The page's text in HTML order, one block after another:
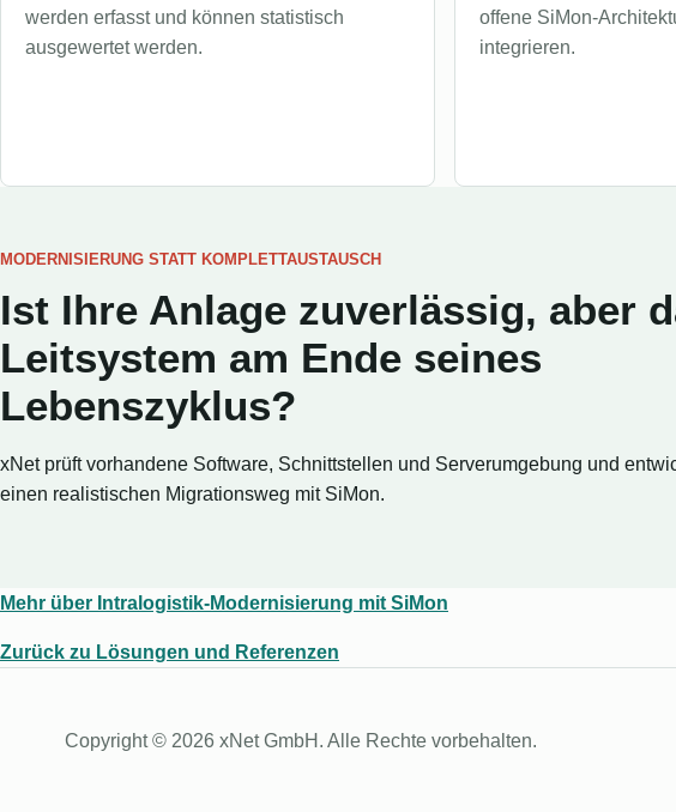
werden erfasst und können statistisch
ausgewertet werden.
offene SiMon-
integrieren.
MODERNISIERUNG STATT KOMPLETTAUSTAUSCH
Ist Ihre Anlage zuverlässig, aber
Leitsystem am Ende seines
Lebenszyklus?
xNet prüft vorhandene Software, Schnittstellen und Serverumgebung und
einen realistischen Migrationsweg mit SiMon.
Mehr über Intralogistik-Modernisierung mit SiMon
Zurück zu Lösungen und Referenzen
Copyright © 2026 xNet GmbH. Alle Rechte vorbehalten.